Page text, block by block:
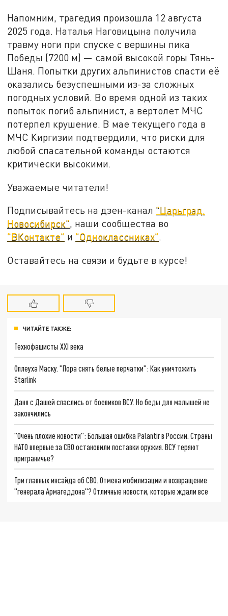
Напомним, трагедия произошла 12 августа
2025 года. Наталья Наговицына получила
травму ноги при спуске с вершины пика
Победы (7200 м) — самой высокой горы Тянь-
Шаня. Попытки других альпинистов спасти её
оказались безуспешными из-за сложных
погодных условий. Во время одной из таких
попыток погиб альпинист, а вертолет МЧС
потерпел крушение. В мае текущего года в
МЧС Киргизии подтвердили, что риски для
любой спасательной команды остаются
критически высокими.
Уважаемые читатели!
Подписывайтесь на дзен-канал "Царьград.
Новосибирск", наши сообщества во
"ВКонтакте" и "Одноклассниках".
Оставайтесь на связи и будьте в курсе!
ЧИТАЙТЕ ТАКЖЕ:
Технофашисты XXI века
Оплеуха Маску. "Пора снять белые перчатки": Как уничтожить
Starlink
Даня с Дашей спаслись от боевиков ВСУ. Но беды для малышей не
закончились
"Очень плохие новости": Большая ошибка Palantir в России. Страны
НАТО впервые за СВО остановили поставки оружия. ВСУ теряют
приграничье?
Три главных инсайда об СВО. Отмена мобилизации и возвращение
"генерала Армагеддона"? Отличные новости, которые ждали все